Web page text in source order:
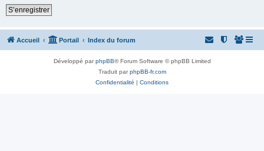
S’enregistrer
Accueil Portail Index du forum
Développé parphpBB® Forum Software © phpBB Limited
Traduit parphpBB-fr.com
Confidentialité | Conditions